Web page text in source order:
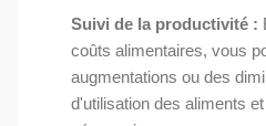
Suivi de la productivité :
coûts alimentaires, vous
augmentations ou des
d'utilisation des aliments